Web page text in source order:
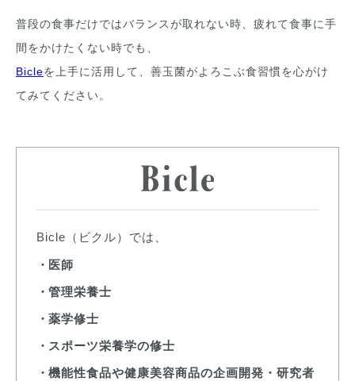
普段の食事だけではバランスが取れない時、疲れて食事に手
間をかけたくない時でも、
Bicleを上手に活用して、善玉菌がよろこぶ食習慣を心がけ
てみてください。
Bicle（ビクル）では、
医師
管理栄養士
薬学修士
スポーツ栄養学の修士
機能性食品や健康美容商品の企画開発・研究者